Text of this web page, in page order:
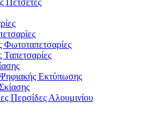
Πετσέτες
Φωτοταπετσαρίες
Ταπετσαρίες
Εκτύπωσης
Περσίδες Αλουμινίου